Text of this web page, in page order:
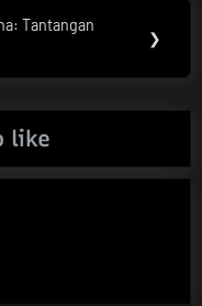
Tantangan
❯
like